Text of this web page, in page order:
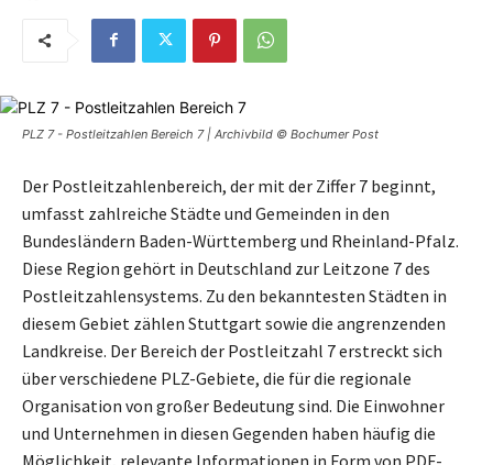
PLZ 7 - Postleitzahlen Bereich 7 | Archivbild © Bochumer Post
Der Postleitzahlenbereich, der mit der Ziffer 7 beginnt,
umfasst zahlreiche Städte und Gemeinden in den
Bundesländern Baden-Württemberg und Rheinland-Pfalz.
Diese Region gehört in Deutschland zur Leitzone 7 des
Postleitzahlensystems. Zu den bekanntesten Städten in
diesem Gebiet zählen Stuttgart sowie die angrenzenden
Landkreise. Der Bereich der Postleitzahl 7 erstreckt sich
über verschiedene PLZ-Gebiete, die für die regionale
Organisation von großer Bedeutung sind. Die Einwohner
und Unternehmen in diesen Gegenden haben häufig die
Möglichkeit, relevante Informationen in Form von PDF-